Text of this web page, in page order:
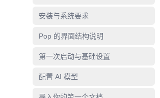
安装与系统要求
Pop 的界面结构说明
第一次启动与基础设置
配置 AI 模型